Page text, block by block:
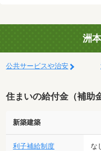
洲
公共サービスや治安
住まいの給付金（補助
新築建築
利子補給制度 な